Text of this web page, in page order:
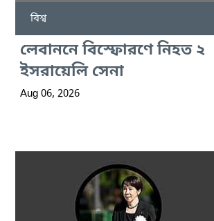
বিশ্ব
লেবাননে বিস্ফোরণে নিহত ২
ইসরায়েলি সেনা
Aug 06, 2026